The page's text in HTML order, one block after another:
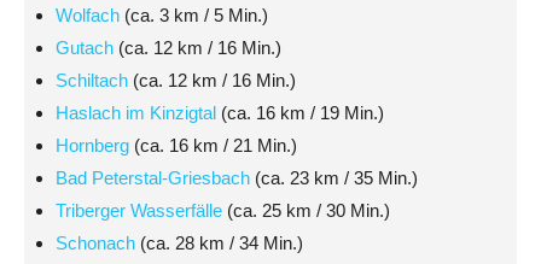
Wolfach (ca. 3 km / 5 Min.)
Gutach (ca. 12 km / 16 Min.)
Schiltach (ca. 12 km / 16 Min.)
Haslach im Kinzigtal (ca. 16 km / 19 Min.)
Hornberg (ca. 16 km / 21 Min.)
Bad Peterstal-Griesbach (ca. 23 km / 35 Min.)
Triberger Wasserfälle (ca. 25 km / 30 Min.)
Schonach (ca. 28 km / 34 Min.)